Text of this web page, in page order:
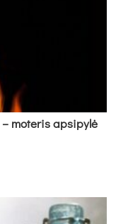
mo­te­ris ap­si­py­lė